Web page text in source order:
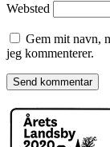
Websted
Gem mit navn,
jeg kommenterer.